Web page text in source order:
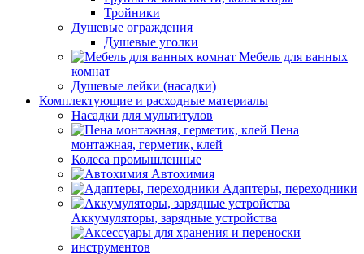
Тройники
Душевые ограждения
Душевые уголки
Мебель для ванных
комнат
Душевые лейки (насадки)
Комплектующие и расходные материалы
Насадки для мультитулов
Пена
монтажная, герметик, клей
Колеса промышленные
Автохимия
Адаптеры, переходники
Аккумуляторы, зарядные устройства